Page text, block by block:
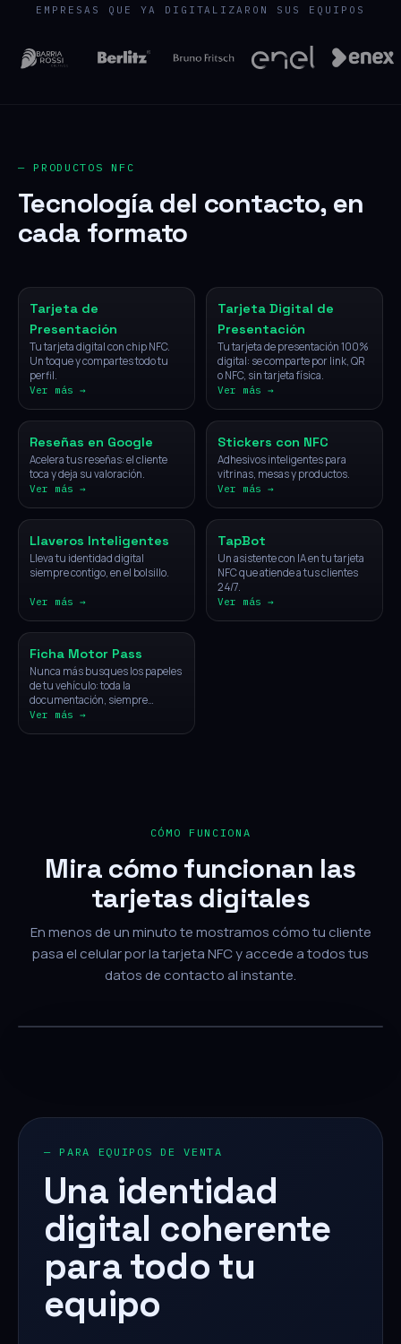
EMPRESAS QUE YA DIGITALIZARON SUS EQUIPOS
— PRODUCTOS NFC
Tecnología del contacto, en
cada formato
Tarjeta de
Presentación
Tu tarjeta digital con chip NFC.
Un toque y compartes todo tu
perfil.
Ver más →
Tarjeta Digital de
Presentación
Tu tarjeta de presentación 100%
digital: se comparte por link, QR
o NFC, sin tarjeta física.
Ver más →
NFC
Reseñas en Google
Acelera tus reseñas: el cliente
toca y deja su valoración.
Ver más →
NFC
Stickers con NFC
Adhesivos inteligentes para
vitrinas, mesas y productos.
Ver más →
NFC
Llaveros Inteligentes
Lleva tu identidad digital
siempre contigo, en el bolsillo.
Ver más →
IA
TapBot
Un asistente con IA en tu tarjeta
NFC que atiende a tus clientes
24/7.
Ver más →
Vehículos
Ficha Motor Pass
Nunca más busques los papeles
de tu vehículo: toda la
documentación, siempre
disponible con un solo toque.
Ver más →
CÓMO FUNCIONA
Mira cómo funcionan las
tarjetas digitales
En menos de un minuto te mostramos cómo tu cliente
pasa el celular por la tarjeta NFC y accede a todos tus
datos de contacto al instante.
— PARA EQUIPOS DE VENTA
Una identidad
digital coherente
para todo tu
equipo